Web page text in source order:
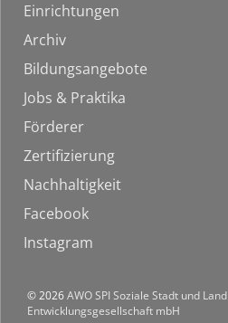
Einrichtungen
Archiv
Bildungsangebote
Jobs & Praktika
Förderer
Zertifizierung
Nachhaltigkeit
Facebook
Instagram
© 2026AWO SPI Soziale Stadt und Land
Entwicklungsgesellschaft mbH